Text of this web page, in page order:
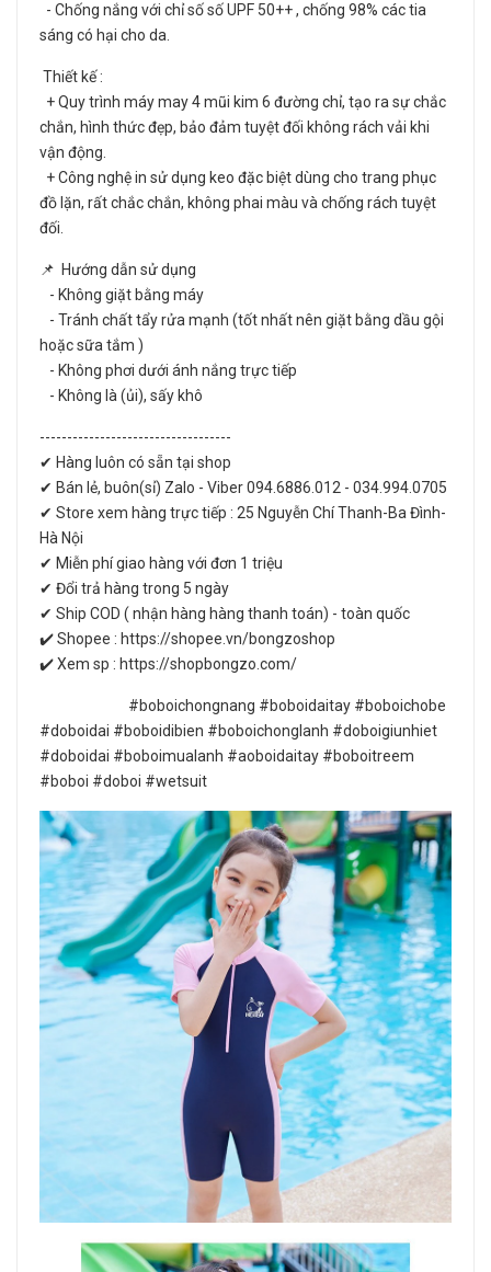
- Chống nắng với chỉ số số UPF 50++ , chống 98% các tia
sáng có hại cho da.
Thiết kế :
+ Quy trình máy may 4 mũi kim 6 đường chỉ, tạo ra sự chắc
chắn, hình thức đẹp, bảo đảm tuyệt đối không rách vải khi
vận động.
+ Công nghệ in sử dụng keo đặc biệt dùng cho trang phục
đồ lặn, rất chắc chắn, không phai màu và chống rách tuyệt
đối.
📌 Hướng dẫn sử dụng
- Không giặt bằng máy
- Tránh chất tẩy rửa mạnh (tốt nhất nên giặt bằng dầu gội
hoặc sữa tắm )
- Không phơi dưới ánh nắng trực tiếp
- Không là (ủi), sấy khô
-----------------------------------
✔ Hàng luôn có sẵn tại shop
✔ Bán lẻ, buôn(sỉ) Zalo - Viber 094.6886.012 - 034.994.0705
✔ Store xem hàng trực tiếp : 25 Nguyễn Chí Thanh-Ba Đình-
Hà Nội
✔ Miễn phí giao hàng với đơn 1 triệu
✔ Đổi trả hàng trong 5 ngày
✔ Ship COD ( nhận hàng hàng thanh toán) - toàn quốc
✔️ Shopee : https://shopee.vn/bongzoshop
✔️ Xem sp : https://shopbongzo.com/
#boboichongnang #boboidaitay #boboichobe
#doboidai #boboidibien #boboichonglanh #doboigiunhiet
#doboidai #boboimualanh #aoboidaitay #boboitreem
#boboi #doboi #wetsuit